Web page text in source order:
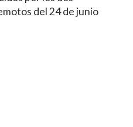
del 24 de junio